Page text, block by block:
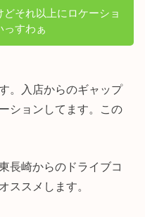
どそれ以上にロケーショ
っすわぁ
。入店からのギャップ
ションしてます。この
長崎からのドライブコ
ススメします。